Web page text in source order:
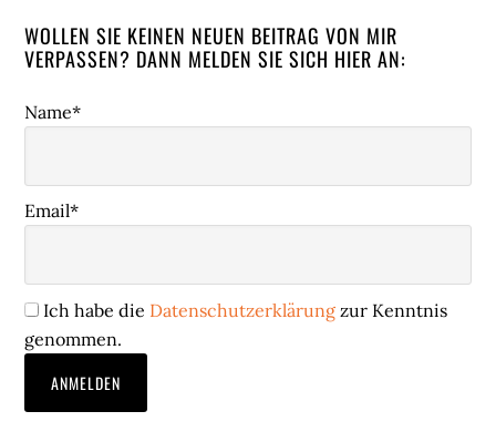
WOLLEN SIE KEINEN NEUEN BEITRAG VON MIR
VERPASSEN? DANN MELDEN SIE SICH HIER AN:
Name*
Email*
Ich habe die Datenschutzerklärung zur Kenntnis
genommen.